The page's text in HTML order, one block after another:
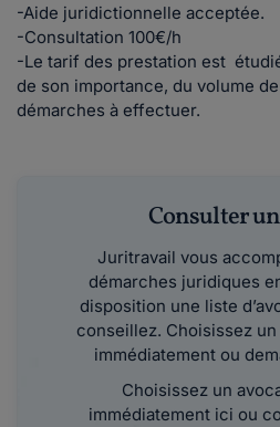
-Aide juridictionnelle acceptée.
-Consultation 100€/h
-Le tarif des prestation est
de son importance, du volume
démarches à effectuer.
Consulter
Juritravail vous
démarches juridiques
disposition une liste
conseillez. Choisissez
immédiatement ou
Choisissez un
immédiatement ici ou